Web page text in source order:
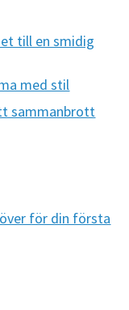
till en smidig
med stil
sammanbrott
för din första